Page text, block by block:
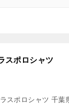
スポロシャツ
スポロシャツ 千葉